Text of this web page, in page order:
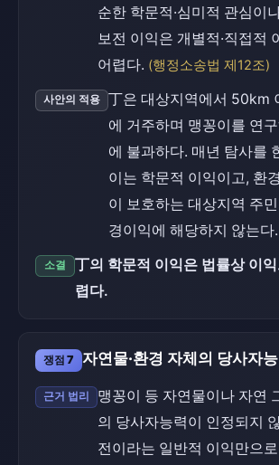
순한 학문적·심미적 관심이
보전 이익은 개별적·직접적
어렵다. (행정소송법 제12조)
사안의 적용
丁은 대상지역에서 50km
에 거주하며 맹꽁이를 연
에 불과하다. 매년 탐사를
이는 학문적 이익이고, 환
이 보호하는 대상지역 주
경이익에 해당하지 않는다.
소결
丁의 학문적 이익은 법률상 이
렵다.
쟁점 7 자연물·환경 자체의 당사자
근거 법리
맹꽁이 등 자연물이나 자연
의 당사자능력이 인정되지
전이라는 일반적 이익만으